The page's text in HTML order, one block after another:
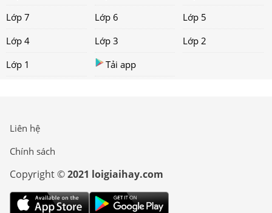
Lớp 7
Lớp 6
Lớp 5
Lớp 4
Lớp 3
Lớp 2
Lớp 1
Tải app
Liên hệ
Chính sách
Copyright ©2021 loigiaihay.com